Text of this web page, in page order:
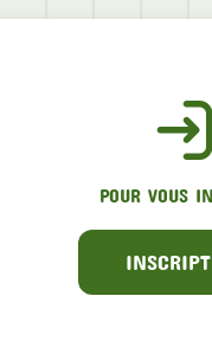
POUR VOUS